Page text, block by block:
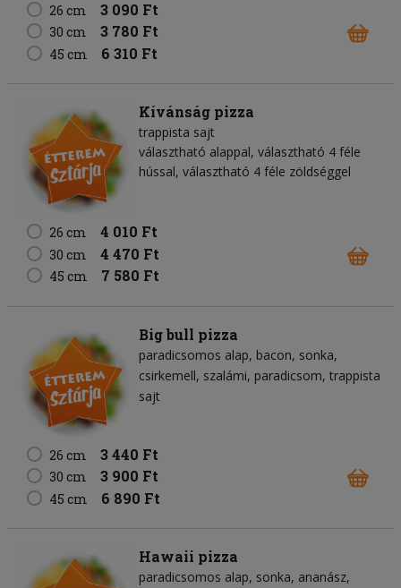
26 cm 3 090 Ft
30 cm 3 780 Ft
45 cm 6 310 Ft
Kívánság pizza
trappista sajt
választható alappal, választható 4 féle
hússal, választható 4 féle zöldséggel
26 cm 4 010 Ft
30 cm 4 470 Ft
45 cm 7 580 Ft
Big bull pizza
paradicsomos alap bacon sonka
csirkemell szalámi paradicsom trappista
sajt
26 cm 3 440 Ft
30 cm 3 900 Ft
45 cm 6 890 Ft
Hawaii pizza
paradicsomos alap sonka ananász